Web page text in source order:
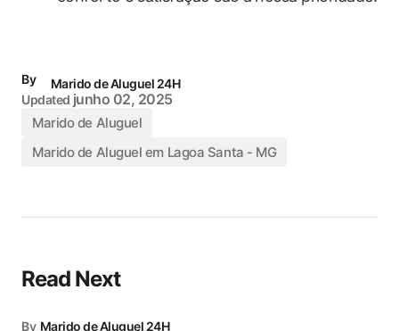
By
Marido de Aluguel 24H
Updated junho 02, 2025
Marido de Aluguel
Marido de Aluguel em Lagoa Santa - MG
Read Next
By Marido de Aluguel 24H